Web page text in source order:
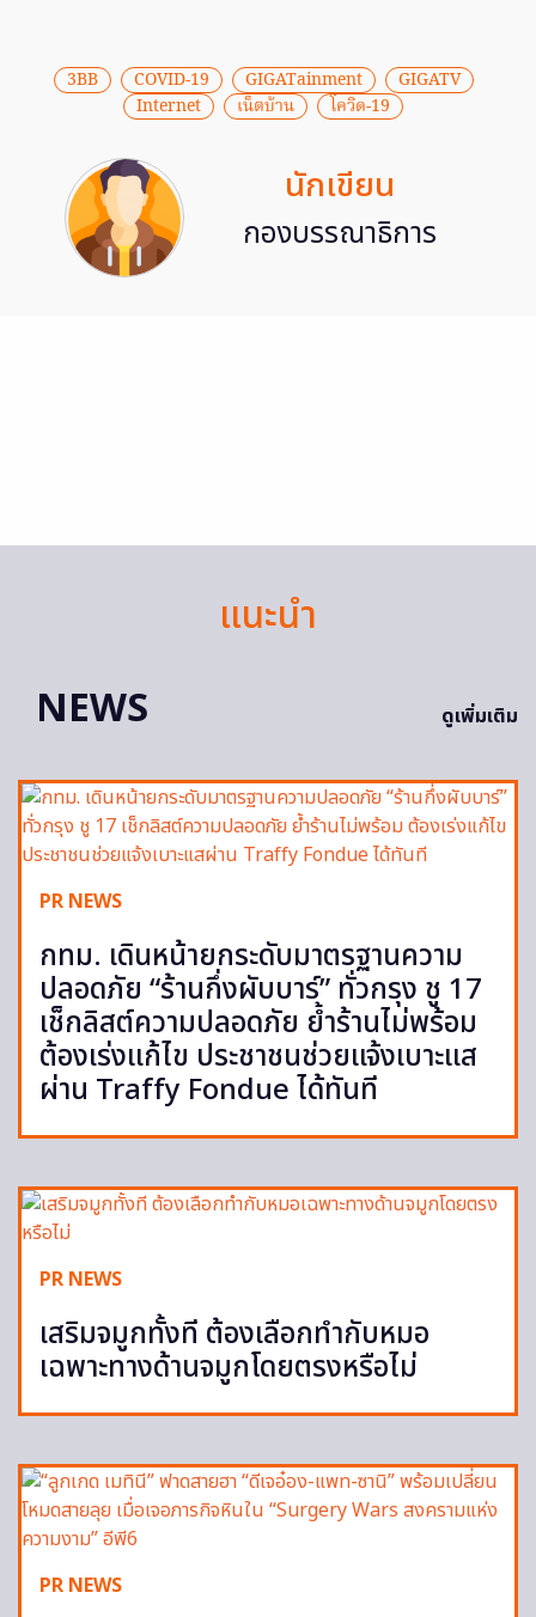
3BB COVID-19 GIGATainment
GIGATV
Internet
เน็ตบ้าน โควิด-19
นักเขียน
กองบรรณาธิการ
แนะนำ
NEWS
ดูเพิ่มเติม
PR NEWS
กทม. เดินหน้ายกระดับมาตรฐานความ
ปลอดภัย “ร้านกึ่งผับบาร์” ทั่วกรุง ชู 17
เช็กลิสต์ความปลอดภัย ย้ำร้านไม่พร้อม
ต้องเร่งแก้ไข ประชาชนช่วยแจ้งเบาะแส
ผ่าน Traffy Fondue ได้ทันที
PR NEWS
เสริมจมูกทั้งที ต้องเลือกทำกับหมอ
เฉพาะทางด้านจมูกโดยตรงหรือไม่
PR NEWS